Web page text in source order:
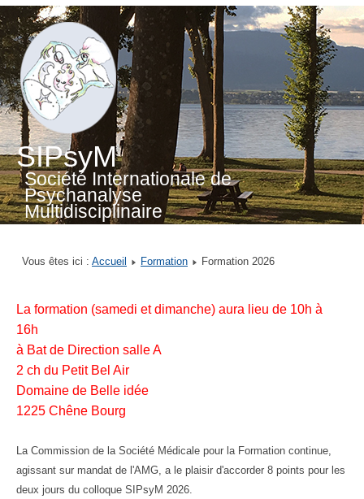
SIPsyM
Société Internationale de
Psychanalyse
Multidisciplinaire
Vous êtes ici : Accueil Formation Formation 2026
La formation (samedi et dimanche) aura lieu de 10h à
16h
à Bat de Direction salle A
2 ch du Petit Bel Air
Domaine de Belle idée
1225 Chêne Bourg
La Commission de la Société Médicale pour la Formation continue,
agissant sur mandat de l'AMG, a le plaisir d'accorder 8 points pour les
deux jours du colloque SIPsyM 2026.